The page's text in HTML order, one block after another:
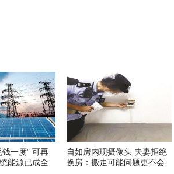
一度” 可再
能源已成全
自如房内现摄像头 夫妻拒绝
换房：搬走可能问题更不会